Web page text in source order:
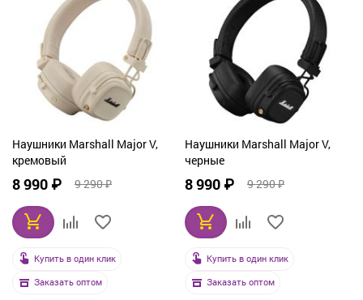
По рейтингу
По названию
Наушники Marshall Major V,
кремовый
8 990 ₽ 9 290 ₽
Купить в один клик
Заказать оптом
Наушники Marshall Major V,
черные
8 990 ₽ 9 290 ₽
Купить в один клик
Заказать оптом